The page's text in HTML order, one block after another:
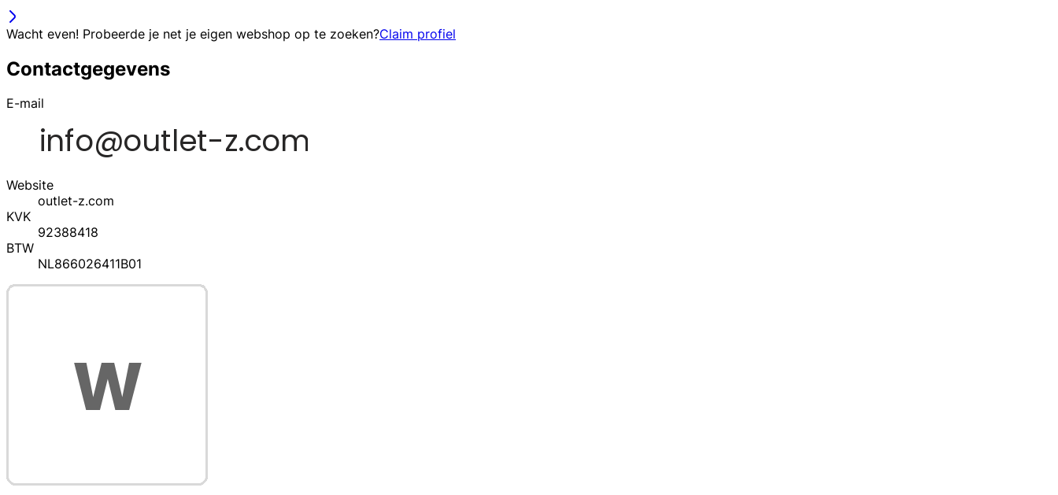
Wacht even! Probeerde je net je eigen webshop op te zoeken?Claim profiel
Contactgegevens
E-mail
Website
outlet-z.com
KVK
92388418
BTW
NL866026411B01